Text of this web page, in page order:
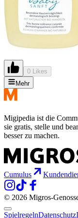
0 Likes
Mehr
Migipedia ist die
sie gratis, stelle und
besser zu machen.
Cumulus
© 2026 Migros-
SpielregelnDatenschutz